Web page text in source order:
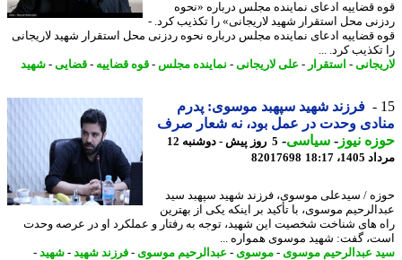
قضاییه ادعای نماینده مجلس درباره «نحوه
محل استقرار شهید لاریجانی» را تکذیب کرد. -
قضاییه ادعای نماینده مجلس درباره نحوه ردزنی محل استقرار شهید لاریجانی
کرد. ...
-استقرار- علی لاریجانی-نماینده مجلس-قوه قضاییه-قضایی-شهید
فرزند شهید سپهبد موسوی: پدرم
وحدت در عمل بود، نه شعار صرف
نیوز-سیاسی-
5 روز پیش - دوشنبه 12
18:17
82017698
/ سیدعلی موسوی، فرزند شهید سپهبد سید
موسوی، با تأکید بر اینکه یکی از بهترین
های شناخت شخصیت این شهید، توجه به رفتار و عملکرد او در عرصه وحدت
گفت: شهید موسوی همواره ...
عبدالرحیم موسوی-موسوی-عبدالرحیم موسوی-فرزند شهید-شهید-